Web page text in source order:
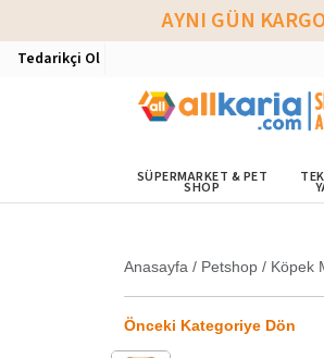
AYNI GÜN
Tedarikçi Ol
SÜPERMARKET & PET
SHOP
Anasayfa / Petshop / Köpek
Önceki Kategoriye Dön